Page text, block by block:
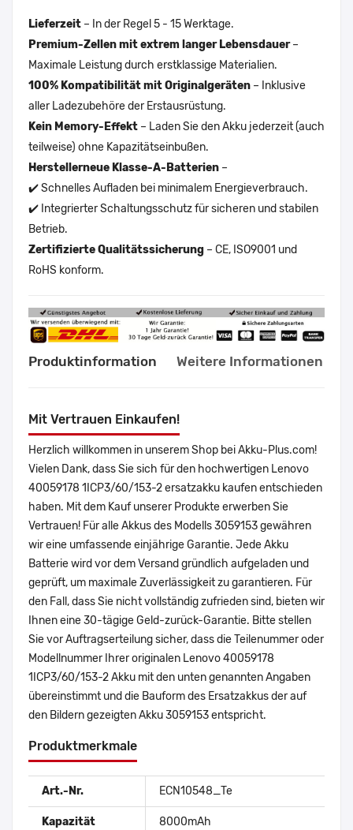
Lieferzeit – In der Regel 5 - 15 Werktage.
Premium-Zellen mit extrem langer Lebensdauer–
Maximale Leistung durch erstklassige Materialien.
100% Kompatibilität mit Originalgeräten – Inklusive
aller Ladezubehöre der Erstausrüstung.
Kein Memory-Effekt – Laden Sie den Akku jederzeit (auch
teilweise) ohne Kapazitätseinbußen.
Herstellerneue Klasse-A-Batterien –
✔️ Schnelles Aufladen bei minimalem Energieverbrauch.
✔️ Integrierter Schaltungsschutz für sicheren und stabilen
Betrieb.
Zertifizierte Qualitätssicherung – CE, ISO9001 und
RoHS konform.
Produktinformation Weitere Informationen
Mit Vertrauen Einkaufen!
Herzlich willkommen in unserem Shop bei Akku-Plus.com!
Vielen Dank, dass Sie sich für den hochwertigen Lenovo
40059178 1ICP3/60/153-2 ersatzakku kaufen entschieden
haben. Mit dem Kauf unserer Produkte erwerben Sie
Vertrauen! Für alle Akkus des Modells 3059153 gewähren
wir eine umfassende einjährige Garantie. Jede Akku
Batterie wird vor dem Versand gründlich aufgeladen und
geprüft, um maximale Zuverlässigkeit zu garantieren. Für
den Fall, dass Sie nicht vollständig zufrieden sind, bieten wir
Ihnen eine 30-tägige Geld-zurück-Garantie. Bitte stellen
Sie vor Auftragserteilung sicher, dass die Teilenummer oder
Modellnummer Ihrer originalen Lenovo 40059178
1ICP3/60/153-2 Akku mit den unten genannten Angaben
übereinstimmt und die Bauform des Ersatzakkus der auf
den Bildern gezeigten Akku 3059153 entspricht.
Produktmerkmale
Art.-Nr. ECN10548_Te
Kapazität 8000mAh